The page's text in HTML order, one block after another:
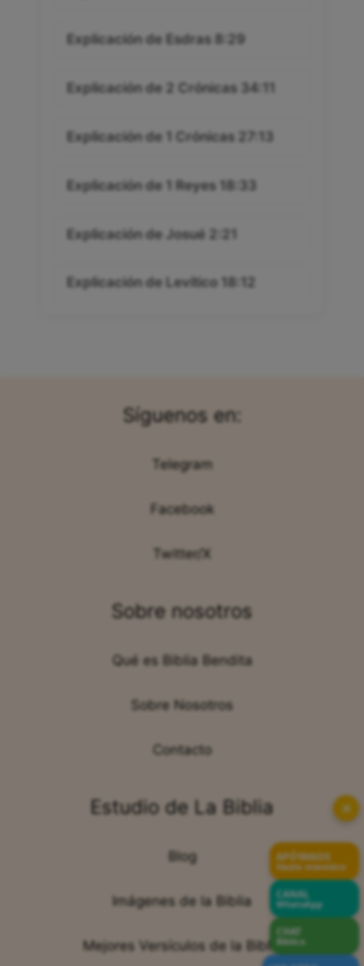
Explicación de Esdras 8:29
Explicación de 2 Crónicas 34:11
Explicación de 1 Crónicas 27:13
Explicación de 1 Reyes 18:33
Explicación de Josué 2:21
Explicación de Levítico 18:12
Síguenos en:
Telegram
Facebook
Twitter/X
Sobre nosotros
Qué es Biblia Bendita
Sobre Nosotros
Contacto
Estudio de La Biblia
Blog
Imágenes de la Biblia
Mejores Versículos de la Biblia
✕
APÓYANOS
Hazte miembro
CANAL
WhatsApp
CHAT
Bíblico